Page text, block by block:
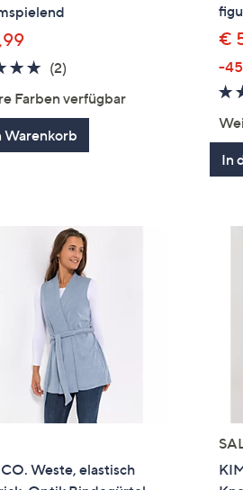
5.0
5
(2)2
Farben verfügbar
Warenkorb
€
-
In
Weste, elastisch